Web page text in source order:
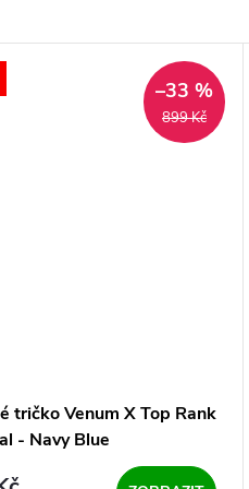
899 Kč
–33 %
tričko Venum X Top Rank
- Navy Blue